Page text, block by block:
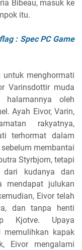
Bibeau, masuk ke
itu.
: Spec PC Game
untuk menghormati
Varinsdottir muda
halamannya oleh
Ayah Eivor, Varin,
rakyatnya,
terhormat dalam
membantai
Styrbjorn, tetapi
dari kudanya dan
mendapat julukan
Eivor telah
dan tanpa henti
Kjotve. Upaya
memulihkan kapak
Eivor mengalami